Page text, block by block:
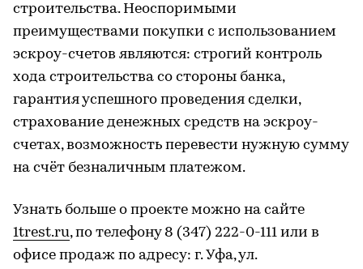
строительства. Неоспоримыми
преимуществами покупки с использованием
эскроу-счетов являются: строгий контроль
хода строительства со стороны банка,
гарантия успешного проведения сделки,
страхование денежных средств на эскроу-
счетах, возможность перевести нужную сумму
на счёт безналичным платежом.
Узнать больше о проекте можно на сайте
1trest.ru, по телефону 8 (347) 222-0-111 или в
офисе продаж по адресу: г. Уфа, ул.